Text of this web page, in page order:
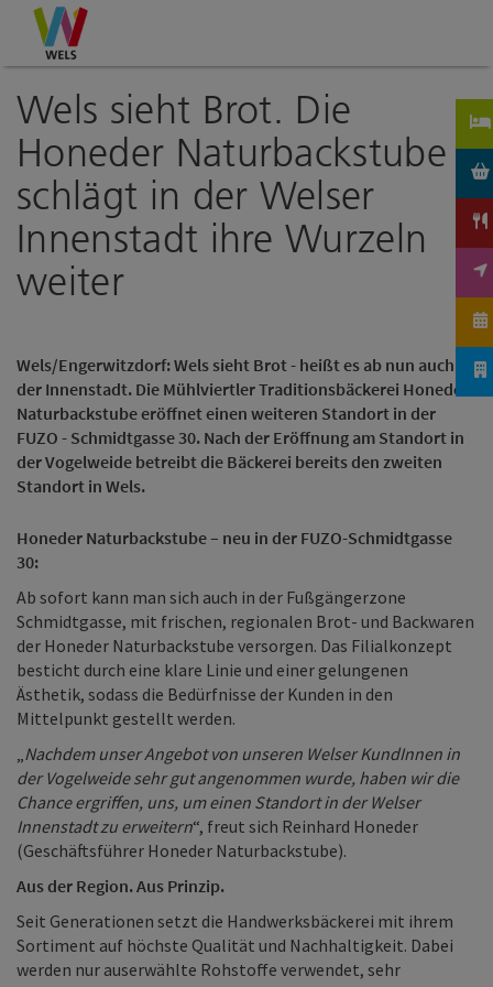
Zum Inhalt
Zur Navigation
Zum Seitenanfang
Wels sieht Brot. Die
Honeder Naturbackstube
schlägt in der Welser
Innenstadt ihre Wurzeln
weiter
Wels/Engerwitzdorf: Wels sieht Brot - heißt es ab nun auch in
der Innenstadt. Die Mühlviertler Traditionsbäckerei Honeder
Naturbackstube eröffnet einen weiteren Standort in der
FUZO - Schmidtgasse 30. Nach der Eröffnung am Standort in
der Vogelweide betreibt die Bäckerei bereits den zweiten
Standort in Wels.
Honeder Naturbackstube – neu in der FUZO-Schmidtgasse
30:
Ab sofort kann man sich auch in der Fußgängerzone
Schmidtgasse, mit frischen, regionalen Brot- und Backwaren
der Honeder Naturbackstube versorgen. Das Filialkonzept
besticht durch eine klare Linie und einer gelungenen
Ästhetik, sodass die Bedürfnisse der Kunden in den
Mittelpunkt gestellt werden.
„Nachdem unser Angebot von unseren Welser KundInnen in
der Vogelweide sehr gut angenommen wurde, haben wir die
Chance ergriffen, uns, um einen Standort in der Welser
Innenstadt zu erweitern“, freut sich Reinhard Honeder
(Geschäftsführer Honeder Naturbackstube).
Aus der Region. Aus Prinzip.
Seit Generationen setzt die Handwerksbäckerei mit ihrem
Sortiment auf höchste Qualität und Nachhaltigkeit. Dabei
werden nur auserwählte Rohstoffe verwendet, sehr